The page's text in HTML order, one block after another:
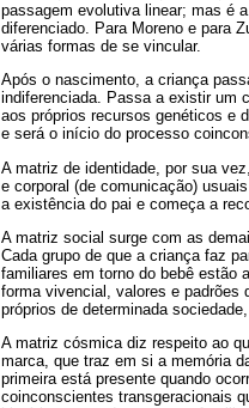
passagem evolutiva linear; mas é
diferenciado. Para Moreno e para
várias formas de se vincular.
Após o nascimento, a criança
indiferenciada. Passa a existir um
aos próprios recursos genéticos e
e será o início do processo
A matriz de identidade, por sua
e corporal (de comunicação)
a existência do pai e começa a
A matriz social surge com as
Cada grupo de que a criança faz
familiares em torno do bebê estão
forma vivencial, valores e padrões
próprios de determinada
A matriz cósmica diz respeito ao
marca, que traz em si a memória
primeira está presente quando
coinconscientes transgeracionais